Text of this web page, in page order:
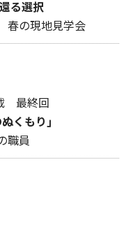
る選択
春の現地見学会
最終回
くもり｣
職員